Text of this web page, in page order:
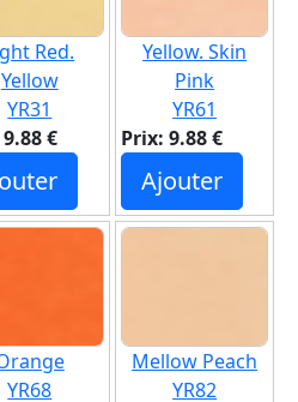
Red.
Yellow
YR31
€
Yellow. Skin
Pink
YR61
Prix: 9.88 €
Ajouter
YR68
Mellow Peach
YR82